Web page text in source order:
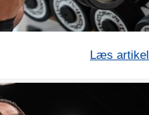
Læs artikel